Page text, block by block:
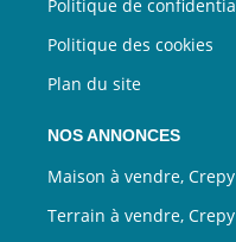
Politique de
Politique des cookies
Plan du site
NOS ANNONCES
Maison à vendre,
Terrain à vendre,